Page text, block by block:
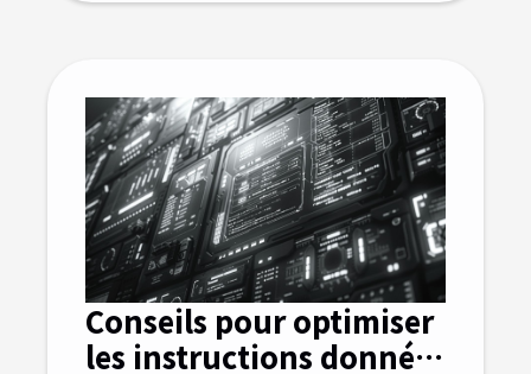
Conseils pour optimiser
les instructions données